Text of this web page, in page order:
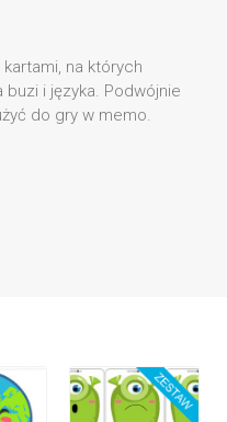
na których
i języka. Podwójnie
do gry w memo.